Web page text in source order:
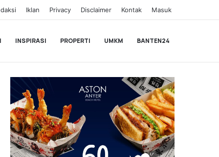
Iklan Privacy Disclaimer Kontak Masuk
INSPIRASI PROPERTI UMKM BANTEN24